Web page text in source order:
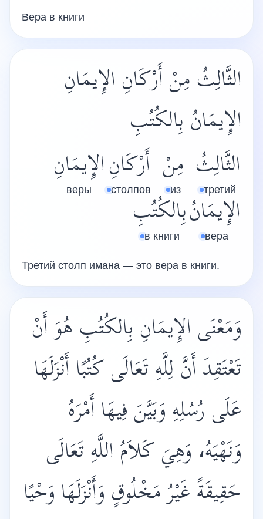
Вера в книги
الثَّالِثُ مِنْ أَرْكَانِ الإِيمَانِ
الإِيمَانُ بِالكُتُبِ
الثَّالِثُ
третий
مِنْ
из
أَرْكَانِ
столпов
الإِيمَانِ
веры
الإِيمَانُ
вера
بِالكُتُبِ
в книги
Третий столп имана — это вера в книги.
وَمَعْنَى الإِيمَانِ بِالكُتُبِ هُوَ أَنْ
تَعْتَقِدَ أَنَّ لِلَّهِ تَعَالَى كُتُبًا أَنْزَلَهَا
عَلَى رُسُلِهِ وَبَيَّنَ فِيهَا أَمْرَهُ
وَنَهْيَهُ، وَهِيَ كَلاَمُ اللَّهِ تَعَالَى
حَقِيقَةً غَيْرُ مَخْلُوقٍ وَأَنْزَلَهَا وَحْيًا